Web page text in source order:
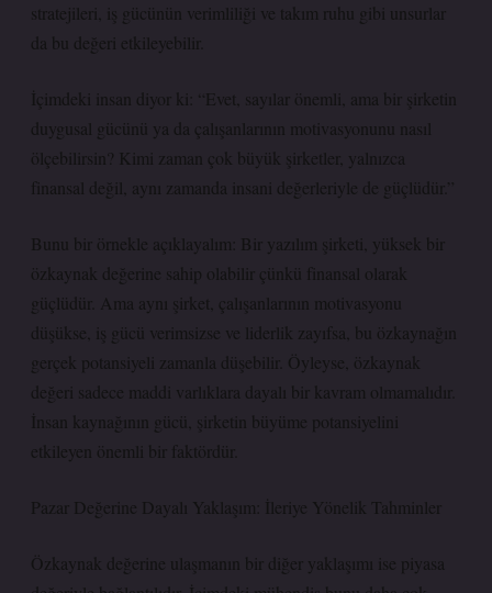
stratejileri, iş gücünün verimliliği ve takım ruhu gibi unsurlar
da bu değeri etkileyebilir.
İçimdeki insan diyor ki: “Evet, sayılar önemli, ama bir şirketin
duygusal gücünü ya da çalışanlarının motivasyonunu nasıl
ölçebilirsin? Kimi zaman çok büyük şirketler, yalnızca
finansal değil, aynı zamanda insani değerleriyle de güçlüdür.”
Bunu bir örnekle açıklayalım: Bir yazılım şirketi, yüksek bir
özkaynak değerine sahip olabilir çünkü finansal olarak
güçlüdür. Ama aynı şirket, çalışanlarının motivasyonu
düşükse, iş gücü verimsizse ve liderlik zayıfsa, bu özkaynağın
gerçek potansiyeli zamanla düşebilir. Öyleyse, özkaynak
değeri sadece maddi varlıklara dayalı bir kavram olmamalıdır.
İnsan kaynağının gücü, şirketin büyüme potansiyelini
etkileyen önemli bir faktördür.
Pazar Değerine Dayalı Yaklaşım: İleriye Yönelik Tahminler
Özkaynak değerine ulaşmanın bir diğer yaklaşımı ise piyasa